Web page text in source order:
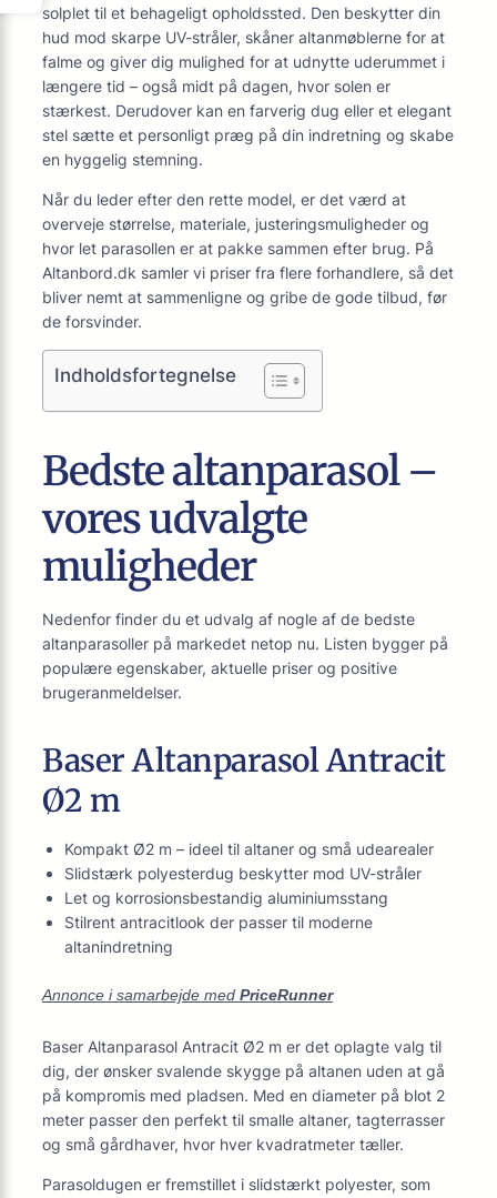
solplet til et behageligt opholdssted. Den beskytter din
hud mod skarpe UV-stråler, skåner altanmøblerne for at
falme og giver dig mulighed for at udnytte uderummet i
længere tid – også midt på dagen, hvor solen er
stærkest. Derudover kan en farverig dug eller et elegant
stel sætte et personligt præg på din indretning og skabe
en hyggelig stemning.
Når du leder efter den rette model, er det værd at
overveje størrelse, materiale, justeringsmuligheder og
hvor let parasollen er at pakke sammen efter brug. På
Altanbord.dk samler vi priser fra flere forhandlere, så det
bliver nemt at sammenligne og gribe de gode tilbud, før
de forsvinder.
Indholdsfortegnelse
Bedste altanparasol –
vores udvalgte
muligheder
Nedenfor finder du et udvalg af nogle af de bedste
altanparasoller på markedet netop nu. Listen bygger på
populære egenskaber, aktuelle priser og positive
brugeranmeldelser.
Baser Altanparasol Antracit
Ø2 m
Kompakt Ø2 m – ideel til altaner og små udearealer
Slidstærk polyesterdug beskytter mod UV-stråler
Let og korrosionsbestandig aluminiumsstang
Stilrent antracitlook der passer til moderne
altanindretning
Annonce i samarbejde med PriceRunner
Baser Altanparasol Antracit Ø2 m er det oplagte valg til
dig, der ønsker svalende skygge på altanen uden at gå
på kompromis med pladsen. Med en diameter på blot 2
meter passer den perfekt til smalle altaner, tagterrasser
og små gårdhaver, hvor hver kvadratmeter tæller.
Parasoldugen er fremstillet i slidstærkt polyester, som